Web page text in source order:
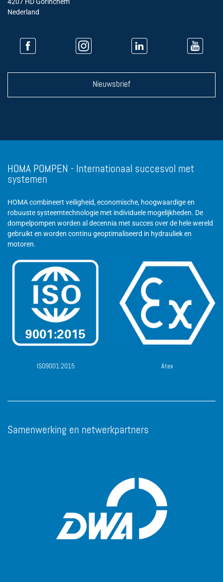
Nederland
Nieuwsbrief
HOMA POMPEN - Internationaal succesvol met
systemen
HOMA combineert veiligheid, economische, hoogwaardige en
robuuste systeemtechnologie met individuele mogelijkheden. De
dompelpompen worden al decennia met succes over de hele wereld
gebruikt en worden continu geoptimaliseerd in hydrauliek en
motoren.
ISO9001:2015 Atex
Samenwerking en netwerkpartners